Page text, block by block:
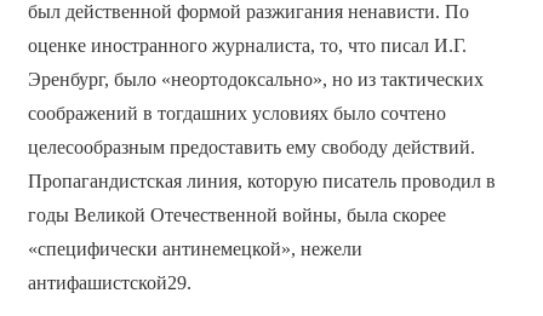
был действенной формой разжигания ненависти. По
оценке иностранного журналиста, то, что писал И.Г.
Эренбург, было «неортодоксально», но из тактических
соображений в тогдашних условиях было сочтено
целесообразным предоставить ему свободу действий.
Пропагандистская линия, которую писатель проводил в
годы Великой Отечественной войны, была скорее
«специфически антинемецкой», нежели
антифашистской29.